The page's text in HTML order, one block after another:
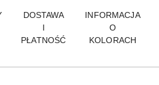
DOSTAWA
I
PŁATNOŚĆ
INFORMACJA
O
KOLORACH